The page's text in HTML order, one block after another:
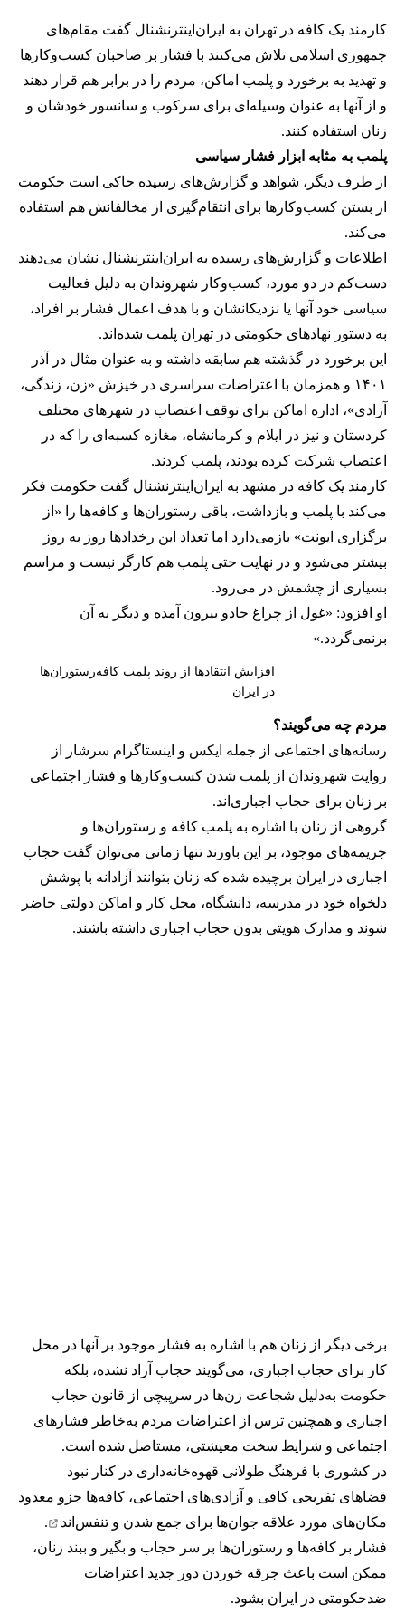
کارمند یک کافه در تهران به ایران‌اینترنشنال گفت مقام‌های
جمهوری اسلامی تلاش می‌کنند با فشار بر صاحبان کسب‌وکارها
و تهدید به برخورد و پلمب اماکن، مردم را در برابر هم قرار دهند
و از آنها به عنوان وسیله‌ای برای سرکوب و سانسور خودشان و
زنان استفاده کنند.
پلمب به مثابه ابزار فشار سیاسی
از طرف دیگر، شواهد و گزارش‌های رسیده حاکی است حکومت
از بستن کسب‌وکارها برای انتقام‌گیری از مخالفانش هم استفاده
می‌کند.
اطلاعات و گزارش‌های رسیده به ایران‌اینترنشنال نشان می‌دهند
دست‌کم در دو مورد، کسب‌وکار شهروندان به دلیل فعالیت
سیاسی خود آنها یا نزدیکانشان و با هدف اعمال فشار بر افراد،
به دستور نهادهای حکومتی در تهران پلمب شده‌اند.
این برخورد در گذشته هم سابقه داشته و به عنوان مثال در آذر
۱۴۰۱ و همزمان با اعتراضات سراسری در خیزش «زن، زندگی،
آزادی»، اداره اماکن برای توقف اعتصاب در شهرهای مختلف
کردستان و نیز در ایلام و کرمانشاه، مغازه کسبه‌ای را که در
اعتصاب شرکت کرده بودند، پلمب کردند.
کارمند یک کافه در مشهد به ایران‌اینترنشنال گفت حکومت فکر
می‌کند با پلمب و بازداشت، باقی رستوران‌ها و کافه‌ها را «از
برگزاری ایونت» بازمی‌دارد اما تعداد این رخدادها روز به روز
بیشتر می‌شود و در نهایت حتی پلمب هم کارگر نیست و مراسم
بسیاری از چشمش در می‌رود.
او افزود: «غول از چراغ جادو بیرون آمده و دیگر به آن
برنمی‎‌گردد.»
افزایش انتقادها از روند پلمب کافه‌رستوران‌ها
در ایران
مردم چه می‌گویند؟
رسانه‎‌های اجتماعی از جمله ایکس و اینستاگرام سرشار از
روایت شهروندان از پلمب شدن کسب‌وکارها و فشار اجتماعی
بر زنان برای حجاب اجباری‌اند.
گروهی از زنان با اشاره به پلمب کافه و رستوران‌ها و
جریمه‌های موجود، بر این باورند تنها زمانی می‌توان گفت حجاب
اجباری در ایران برچیده شده که زنان بتوانند آزادانه با پوشش
دلخواه خود در مدرسه، دانشگاه، محل کار و اماکن دولتی حاضر
شوند و مدارک هویتی بدون حجاب اجباری داشته باشند.
برخی دیگر از زنان هم با اشاره به فشار موجود بر آنها در محل
کار برای حجاب اجباری، می‌گویند حجاب آزاد نشده، بلکه
حکومت به‌دلیل شجاعت زن‌ها در سرپیچی از قانون حجاب
اجباری و همچنین ترس از اعتراضات مردم به‌خاطر فشارهای
اجتماعی و شرایط سخت معیشتی، مستاصل شده است.
در کشوری با فرهنگ طولانی قهوه‌‌خانه‌داری در کنار نبود
فضاهای تفریحی کافی و آزادی‌های اجتماعی، کافه‌ها جزو معدود
مکان‌های مورد علاقه جوان‌ها برای جمع شدن و تنفس‌اند
.
فشار بر کافه‌ها و رستوران‌ها بر سر حجاب و بگیر و ببند زنان،
ممکن است باعث جرقه خوردن دور جدید اعتراضات
ضدحکومتی در ایران بشود.